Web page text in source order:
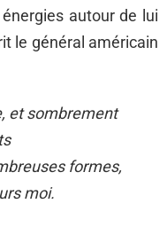
autour de lui
le général américain
et sombrement
formes,
moi.